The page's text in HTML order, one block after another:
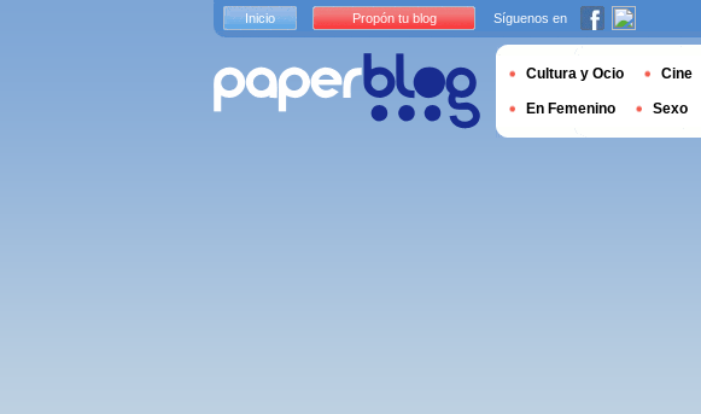
Inicio Propón tu blog Síguenos en
Cultura y Ocio Cine
En Femenino Sexo